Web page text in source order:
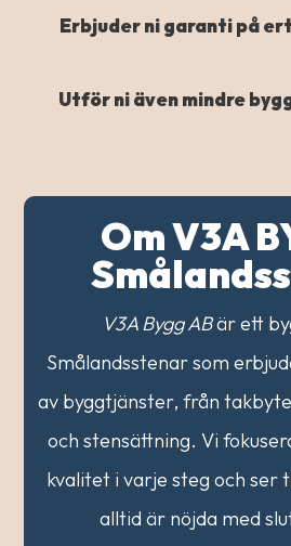
Erbjuder ni garanti på
Utför ni även mindre
Om V3A
V3A Bygg ABär ett
Smålandsstenar som
av byggtjänster, från
och stensättning. Vi
kvalitet i varje steg och ser
alltid är nöjda med